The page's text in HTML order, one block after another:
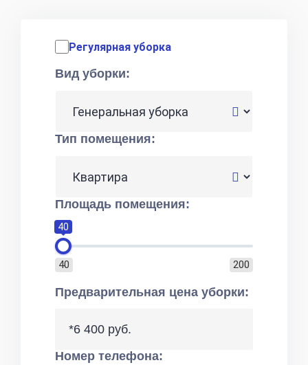
Регулярная уборка
Вид уборки:
Тип помещения:
Площадь помещения:
40 200
40
Предварительная цена уборки:
*6 400 руб.
Номер телефона: